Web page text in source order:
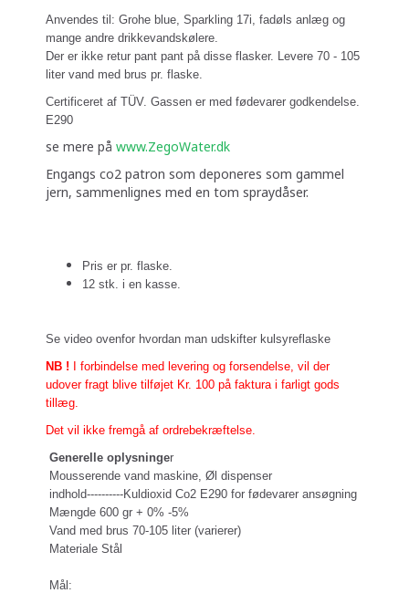
Anvendes til: Grohe blue, Sparkling 17i, fadøls anlæg og
mange andre drikkevandskølere.
Der er ikke retur pant pant på disse flasker. Levere 70 - 105
liter vand med brus pr. flaske.
Certificeret af TÜV. Gassen er med fødevarer godkendelse.
E290
se mere på www.ZegoWater.dk
Engangs co2 patron som deponeres som gammel
jern, sammenlignes med en tom spraydåser.
Pris er pr. flaske.
12 stk. i en kasse.
Se video ovenfor hvordan man udskifter kulsyreflaske
NB ! I forbindelse med levering og forsendelse, vil der
udover fragt blive tilføjet Kr. 100 på faktura i farligt gods
tillæg.
Det vil ikke fremgå af ordrebekræftelse.
Generelle oplysninger
Mousserende vand maskine, Øl dispenser
indhold----------Kuldioxid Co2 E290 for fødevarer ansøgning
Mængde 600 gr + 0% -5%
Vand med brus 70-105 liter (varierer)
Materiale Stål
Mål: